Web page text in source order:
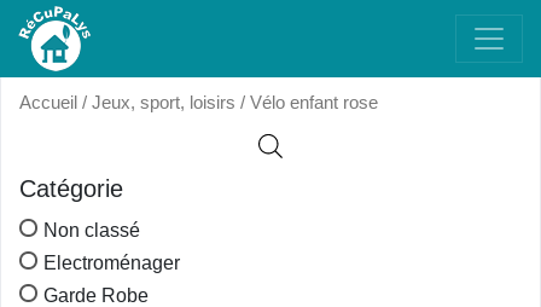
Accueil / Jeux, sport, loisirs / Vélo enfant rose
Catégorie
Non classé
Electroménager
Garde Robe